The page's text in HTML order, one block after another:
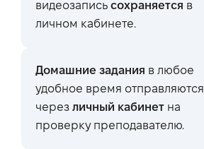
видеозапись сохраняется в
личном кабинете.
Домашние задания в любое
удобное время отправляются
через личный кабинет на
проверку преподавателю.